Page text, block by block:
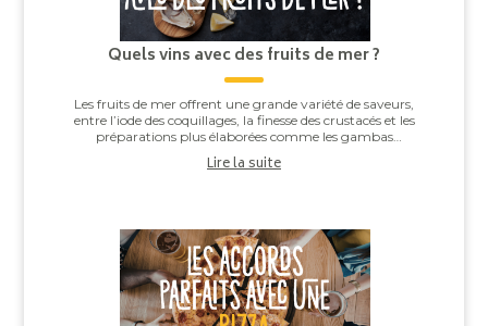
Quels vins avec des fruits de mer ?
Les fruits de mer offrent une grande variété de saveurs,
entre l’iode des coquillages, la finesse des crustacés et les
préparations plus élaborées comme les gambas
Lire la suite